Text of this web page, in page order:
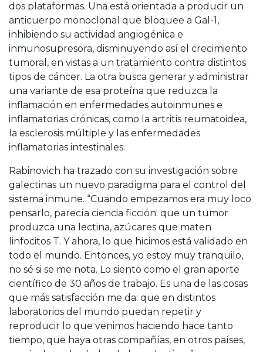
dos plataformas. Una está orientada a producir un
anticuerpo monoclonal que bloquee a Gal-1,
inhibiendo su actividad angiogénica e
inmunosupresora, disminuyendo así el crecimiento
tumoral, en vistas a un tratamiento contra distintos
tipos de cáncer. La otra busca generar y administrar
una variante de esa proteína que reduzca la
inflamación en enfermedades autoinmunes e
inflamatorias crónicas, como la artritis reumatoidea,
la esclerosis múltiple y las enfermedades
inflamatorias intestinales.
Rabinovich ha trazado con su investigación sobre
galectinas un nuevo paradigma para el control del
sistema inmune. “Cuando empezamos era muy loco
pensarlo, parecía ciencia ficción: que un tumor
produzca una lectina, azúcares que maten
linfocitos T. Y ahora, lo que hicimos está validado en
todo el mundo. Entonces, yo estoy muy tranquilo,
no sé si se me nota. Lo siento como el gran aporte
científico de 30 años de trabajo. Es una de las cosas
que más satisfacción me da: que en distintos
laboratorios del mundo puedan repetir y
reproducir lo que venimos haciendo hace tanto
tiempo, que haya otras compañías, en otros países,